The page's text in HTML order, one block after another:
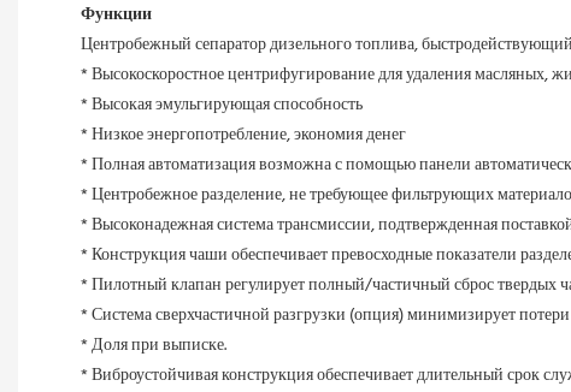
Функции
Центробежный сепаратор дизельного топлива,
* Высокоскоростное центрифугирование для удаления масляных,
* Высокая эмульгирующая способность
* Низкое энергопотребление, экономия денег
* Полная автоматизация возможна с помощью панели
* Центробежное разделение, не требующее фильтрующих
* Высоконадежная система трансмиссии, подтвержденная
* Конструкция чаши обеспечивает превосходные показатели
* Пилотный клапан регулирует полный/частичный сброс твердых
* Система сверхчастичной разгрузки (опция) минимизирует
* Доля при выписке.
* Виброустойчивая конструкция обеспечивает длительный срок